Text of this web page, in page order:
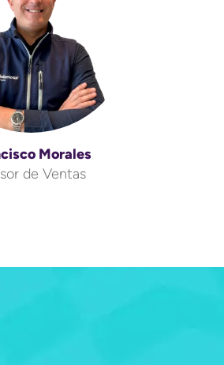
Morales
de Ventas